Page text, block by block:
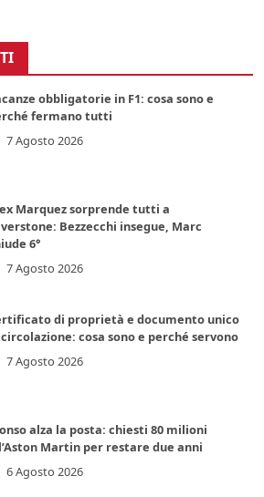
obbligatorie in F1: cosa sono e
fermano tutti
7 Agosto 2026
Marquez sorprende tutti a
Bezzecchi insegue, Marc
6°
7 Agosto 2026
di proprietà e documento unico
cosa sono e perché servono
7 Agosto 2026
alza la posta: chiesti 80 milioni
Martin per restare due anni
6 Agosto 2026